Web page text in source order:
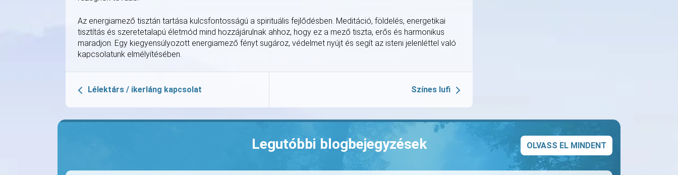
Az energiamező tisztán tartása kulcsfontosságú a spirituális fejlődésben. Meditáció, földelés, energetikai
tisztítás és szeretetalapú életmód mind hozzájárulnak ahhoz, hogy ez a mező tiszta, erős és harmonikus
maradjon. Egy kiegyensúlyozott energiamező fényt sugároz, védelmet nyújt és segít az isteni jelenléttel való
kapcsolatunk elmélyítésében.
Lélektárs / ikerláng kapcsolat Színes lufi
Legutóbbi blogbejegyzések OLVASS EL MINDENT